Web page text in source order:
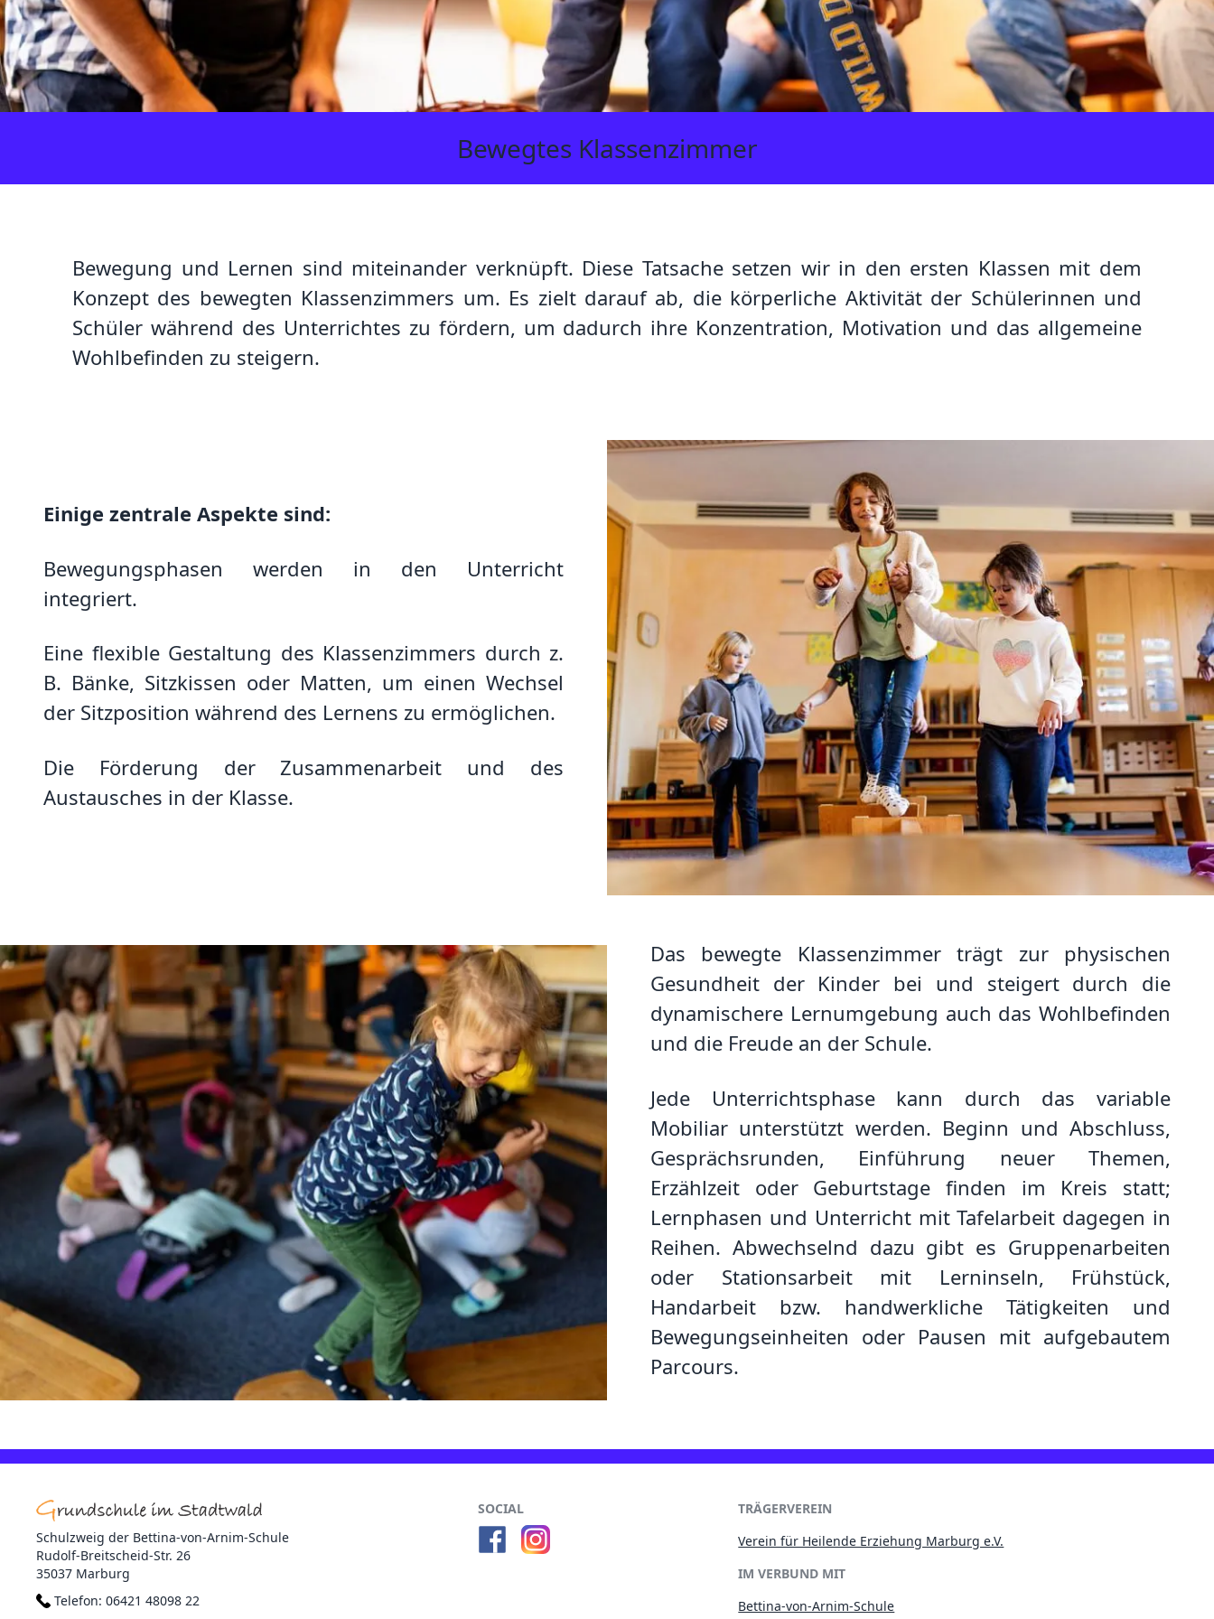
Bewegtes Klassenzimmer
Bewegung und Lernen sind miteinander verknüpft. Diese Tatsache setzen wir in den ersten Klassen mit dem
Konzept des bewegten Klassenzimmers um. Es zielt darauf ab, die körperliche Aktivität der Schülerinnen und
Schüler während des Unterrichtes zu fördern, um dadurch ihre Konzentration, Motivation und das allgemeine
Wohlbefinden zu steigern.
Einige zentrale Aspekte sind:
Bewegungsphasen werden in den Unterricht
integriert.
Eine flexible Gestaltung des Klassenzimmers durch z.
B. Bänke, Sitzkissen oder Matten, um einen Wechsel
der Sitzposition während des Lernens zu ermöglichen.
Die Förderung der Zusammenarbeit und des
Austausches in der Klasse.
Das bewegte Klassenzimmer trägt zur physischen
Gesundheit der Kinder bei und steigert durch die
dynamischere Lernumgebung auch das Wohlbefinden
und die Freude an der Schule.
Jede Unterrichtsphase kann durch das variable
Mobiliar unterstützt werden. Beginn und Abschluss,
Gesprächsrunden, Einführung neuer Themen,
Erzählzeit oder Geburtstage finden im Kreis statt;
Lernphasen und Unterricht mit Tafelarbeit dagegen in
Reihen. Abwechselnd dazu gibt es Gruppenarbeiten
oder Stationsarbeit mit Lerninseln, Frühstück,
Handarbeit bzw. handwerkliche Tätigkeiten und
Bewegungseinheiten oder Pausen mit aufgebautem
Parcours.
Schulzweig der Bettina-von-Arnim-Schule
Rudolf-Breitscheid-Str. 26
35037 Marburg
Telefon: 06421 48098 22
SOCIAL
TRÄGERVEREIN
Verein für Heilende Erziehung Marburg e.V.
IM VERBUND MIT
Bettina-von-Arnim-Schule